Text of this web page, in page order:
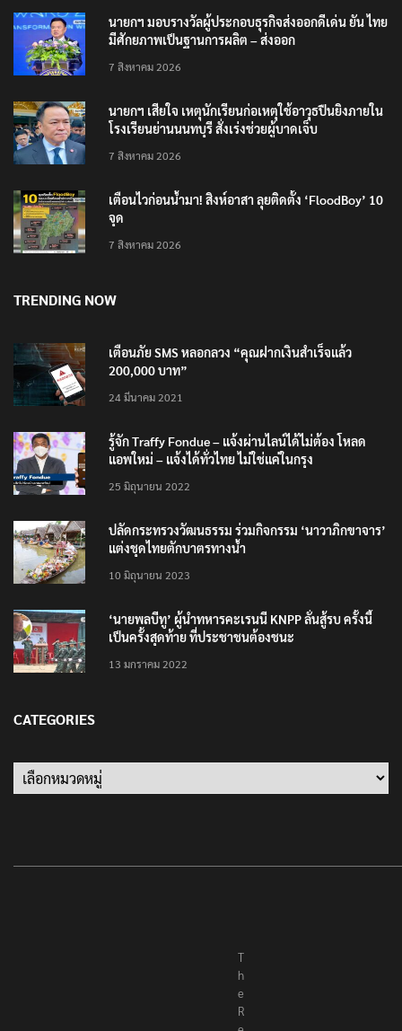
นายกฯ มอบรางวัลผู้ประกอบธุรกิจส่งออกดีเด่น ยัน ไทย
มีศักยภาพเป็นฐานการผลิต – ส่งออก
7 สิงหาคม 2026
นายกฯ เสียใจ เหตุนักเรียนก่อเหตุใช้อาวุธปืนยิงภายใน
โรงเรียนย่านนนทบุรี สั่งเร่งช่วยผู้บาดเจ็บ
7 สิงหาคม 2026
เตือนไวก่อนน้ำมา! สิงห์อาสา ลุยติดตั้ง ‘FloodBoy’ 10
จุด
7 สิงหาคม 2026
TRENDING NOW
เตือนภัย SMS หลอกลวง “คุณฝากเงินสำเร็จแล้ว
200,000 บาท”
24 มีนาคม 2021
รู้จัก Traffy Fondue – แจ้งผ่านไลน์ได้ไม่ต้อง โหลด
แอพใหม่ – แจ้งได้ทั่วไทย ไม่ใช่แค่ในกรุง
25 มิถุนายน 2022
ปลัดกระทรวงวัฒนธรรม ร่วมกิจกรรม ‘นาวาภิกขาจาร’
แต่งชุดไทยตักบาตรทางน้ำ
10 มิถุนายน 2023
‘นายพลบีทู’ ผู้นำทหารคะเรนนี KNPP ลั่นสู้รบ ครั้งนี้
เป็นครั้งสุดท้าย ที่ประชาชนต้องชนะ
13 มกราคม 2022
CATEGORIES
Categories
T
h
e
R